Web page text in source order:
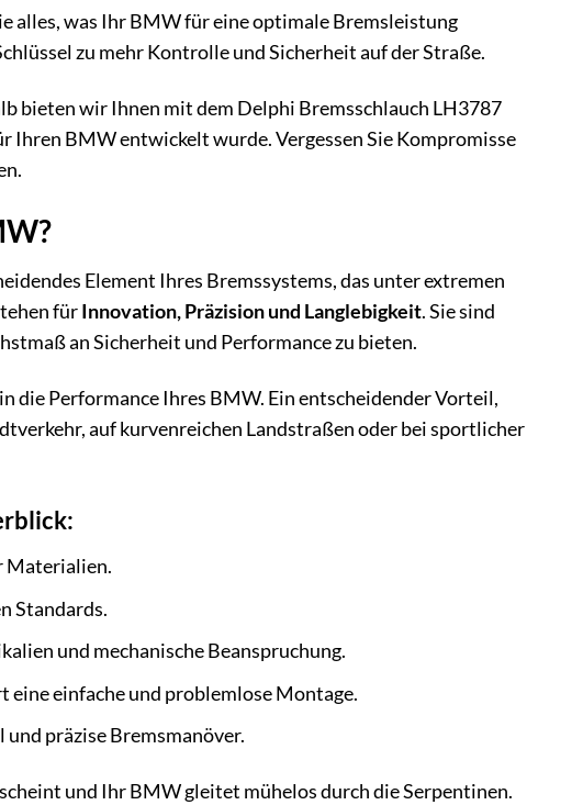
alles, was Ihr BMW für eine optimale Bremsleistung
zu mehr Kontrolle und Sicherheit auf der Straße.
bieten wir Ihnen mit dem Delphi Bremsschlauch LH3787
BMW entwickelt wurde. Vergessen Sie Kompromisse
Element Ihres Bremssystems, das unter extremen
fürInnovation, Präzision und Langlebigkeit. Sie sind
an Sicherheit und Performance zu bieten.
die Performance Ihres BMW. Ein entscheidender Vorteil,
auf kurvenreichen Landstraßen oder bei sportlicher
Materialien.
Standards.
und mechanische Beanspruchung.
einfache und problemlose Montage.
präzise Bremsmanöver.
und Ihr BMW gleitet mühelos durch die Serpentinen.